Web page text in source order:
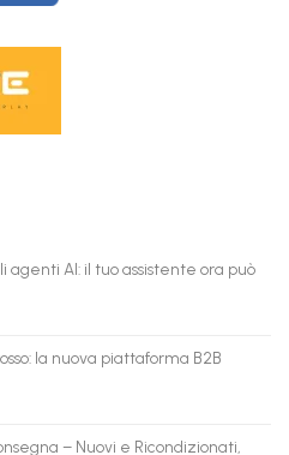
agenti AI: il tuo assistente ora può
la nuova piattaforma B2B
– Nuovi e Ricondizionati,